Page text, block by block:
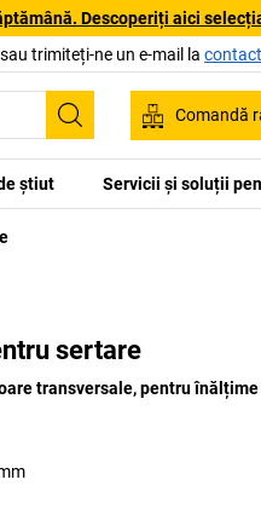
Descoperiți aici
sau trimiteți-ne un e-mail la
Căutare
Comandă
știut Servicii și soluții
sertare
transversale, pentru